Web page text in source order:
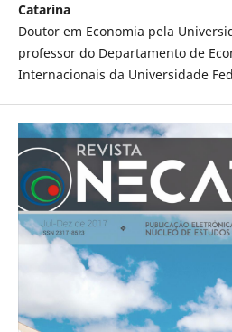
Catarina
Doutor em Economia pela
professor do Departamento de
Internacionais da Universidade